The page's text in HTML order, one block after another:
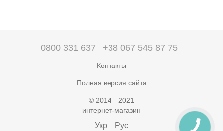
0800 331 637 +38 067 545 87 75
Контакты
Полная версия сайта
© 2014—2021
интернет-магазин
Укр Рус